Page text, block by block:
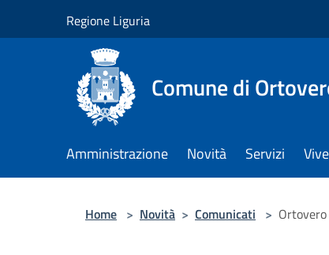
Regione Liguria
Comune di
Amministrazione Novità Servizi
Home > Novità > Comunicati >